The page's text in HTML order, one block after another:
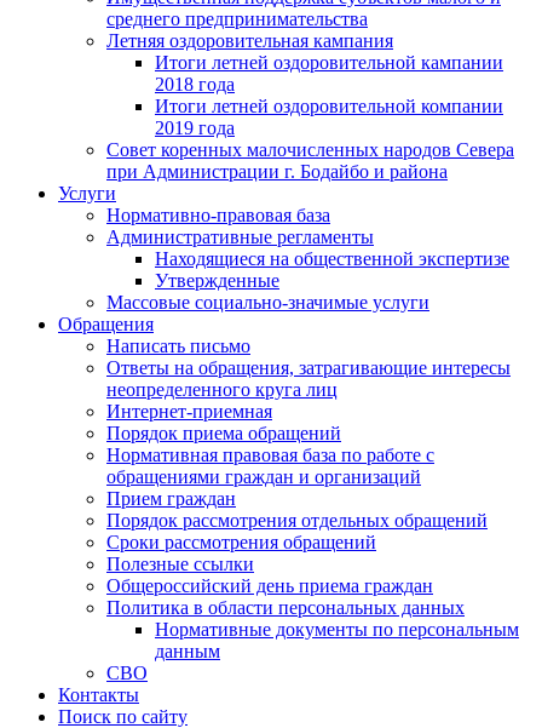
среднего предпринимательства
Летняя оздоровительная кампания
Итоги летней оздоровительной кампании
2018 года
Итоги летней оздоровительной компании
2019 года
Совет коренных малочисленных народов Севера
при Администрации г. Бодайбо и района
Услуги
Нормативно-правовая база
Административные регламенты
Находящиеся на общественной экспертизе
Утвержденные
Массовые социально-значимые услуги
Обращения
Написать письмо
Ответы на обращения, затрагивающие интересы
неопределенного круга лиц
Интернет-приемная
Порядок приема обращений
Нормативная правовая база по работе с
обращениями граждан и организаций
Прием граждан
Порядок рассмотрения отдельных обращений
Сроки рассмотрения обращений
Полезные ссылки
Общероссийский день приема граждан
Политика в области персональных данных
Нормативные документы по персональным
данным
СВО
Контакты
Поиск по сайту